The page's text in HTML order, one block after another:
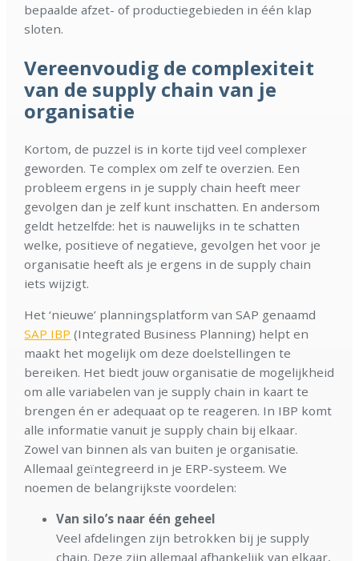
bepaalde afzet- of productiegebieden in één klap
sloten.
Vereenvoudig de complexiteit
van de supply chain van je
organisatie
Kortom, de puzzel is in korte tijd veel complexer
geworden. Te complex om zelf te overzien. Een
probleem ergens in je supply chain heeft meer
gevolgen dan je zelf kunt inschatten. En andersom
geldt hetzelfde: het is nauwelijks in te schatten
welke, positieve of negatieve, gevolgen het voor je
organisatie heeft als je ergens in de supply chain
iets wijzigt.
Het ‘nieuwe’ planningsplatform van SAP genaamd
SAP IBP (Integrated Business Planning) helpt en
maakt het mogelijk om deze doelstellingen te
bereiken. Het biedt jouw organisatie de mogelijkheid
om alle variabelen van je supply chain in kaart te
brengen én er adequaat op te reageren. In IBP komt
alle informatie vanuit je supply chain bij elkaar.
Zowel van binnen als van buiten je organisatie.
Allemaal geïntegreerd in je ERP-systeem. We
noemen de belangrijkste voordelen:
Van silo’s naar één geheel
Veel afdelingen zijn betrokken bij je supply
chain. Deze zijn allemaal afhankelijk van elkaar,